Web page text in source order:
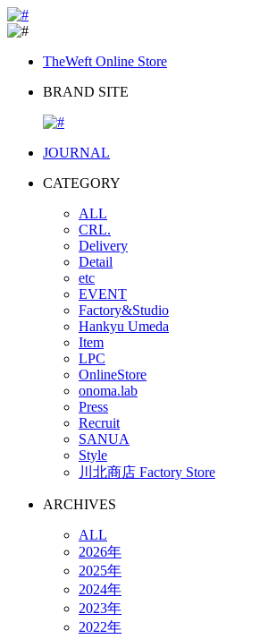
TheWeft Online Store
BRAND SITE
JOURNAL
CATEGORY
ALL
CRL.
Delivery
Detail
etc
EVENT
Factory&Studio
Hankyu Umeda
Item
LPC
OnlineStore
onoma.lab
Press
Recruit
SANUA
Style
川北商店 Factory Store
ARCHIVES
ALL
2026年
2025年
2024年
2023年
2022年